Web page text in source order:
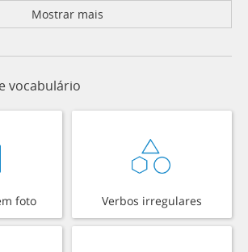
Mostrar mais
vocabulário
foto Verbos irregulares